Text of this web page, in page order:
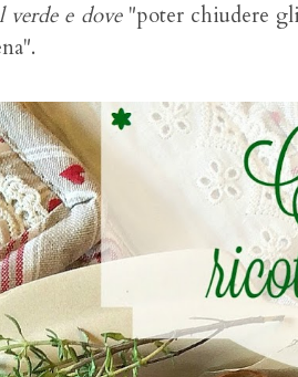
e dove "poter chiudere